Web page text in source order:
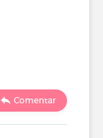
Comentar